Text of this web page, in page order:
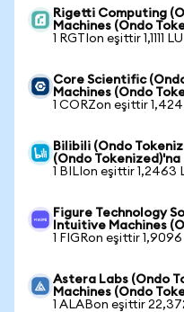
Rigetti Computing
Machines (Ondo
1 RGTIon eşittir 1,1111
Core Scientific
Machines (Ondo
1 CORZon eşittir
Bilibili (Ondo
(Ondo Tokenized)'na
1 BILIon eşittir 1,2463
Figure Technology
Intuitive Machines
1 FIGRon eşittir
Astera Labs (Ondo
Machines (Ondo
1 ALABon eşittir